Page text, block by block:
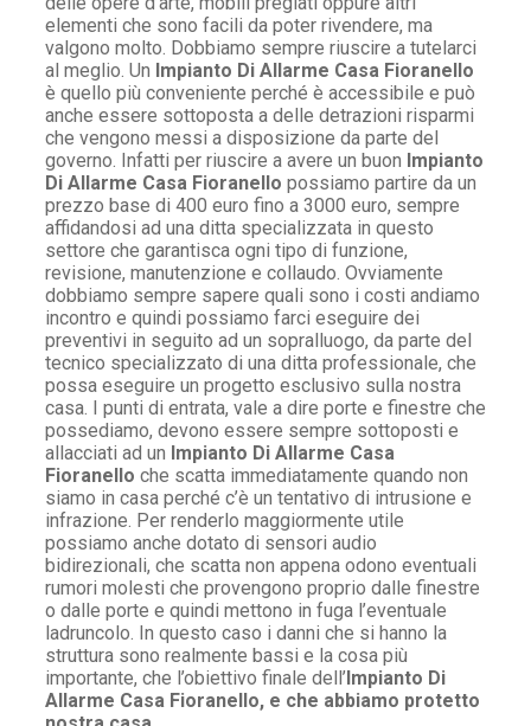
elementi che sono facili da poter rivendere, ma
valgono molto. Dobbiamo sempre riuscire a tutelarci
al meglio. Un Impianto Di Allarme Casa Fioranello
è quello più conveniente perché è accessibile e può
anche essere sottoposta a delle detrazioni risparmi
che vengono messi a disposizione da parte del
governo. Infatti per riuscire a avere un buon Impianto
Di Allarme Casa Fioranello possiamo partire da un
prezzo base di 400 euro fino a 3000 euro, sempre
affidandosi ad una ditta specializzata in questo
settore che garantisca ogni tipo di funzione,
revisione, manutenzione e collaudo. Ovviamente
dobbiamo sempre sapere quali sono i costi andiamo
incontro e quindi possiamo farci eseguire dei
preventivi in seguito ad un sopralluogo, da parte del
tecnico specializzato di una ditta professionale, che
possa eseguire un progetto esclusivo sulla nostra
casa. I punti di entrata, vale a dire porte e finestre che
possediamo, devono essere sempre sottoposti e
allacciati ad un Impianto Di Allarme Casa
Fioranello che scatta immediatamente quando non
siamo in casa perché c’è un tentativo di intrusione e
infrazione. Per renderlo maggiormente utile
possiamo anche dotato di sensori audio
bidirezionali, che scatta non appena odono eventuali
rumori molesti che provengono proprio dalle finestre
o dalle porte e quindi mettono in fuga l’eventuale
ladruncolo. In questo caso i danni che si hanno la
struttura sono realmente bassi e la cosa più
importante, che l’obiettivo finale dell’Impianto Di
Allarme Casa Fioranello, e che abbiamo protetto